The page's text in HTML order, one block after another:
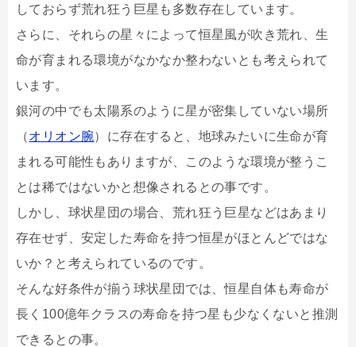
しておらず荒れ狂う巨星も多数存在しています。
さらに、それらの星々によって恒星風が吹き荒れ、生
命が育まれる環境がなかなか整わないとも考えられて
います。
銀河の中でも太陽系のように星が密集していない場所
（オリオン腕）に存在すると、地球みたいに生命が育
まれる可能性もありますが、このような環境が整うこ
とは稀ではないかと想像されるとの事です。
しかし、球状星団の場合、荒れ狂う巨星などはあまり
存在せず、安定した寿命を持つ恒星がほとんどではな
いか？と考えられているのです。
そんな好条件が揃う球状星団では、恒星自体も寿命が
長く100億年クラスの寿命を持つ星も少なくないと推測
できるとの事。